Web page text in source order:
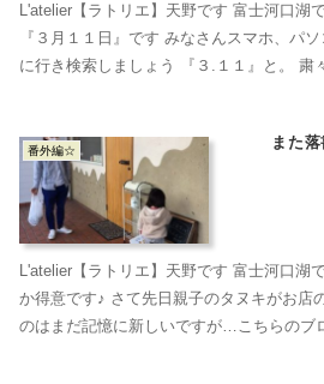
L'atelier【ラトリエ】天野です 富士河口湖
『３月１１日』です みなさんスマホ、パ
に行き検索しましょう 『３.１１』と。 粛
番外編☆ また
L'atelier【ラトリエ】天野です 富士河口湖
か得意です♪ さて先日親子のタヌキがお店
のはまだ記憶に新しいですが…こちらのブ